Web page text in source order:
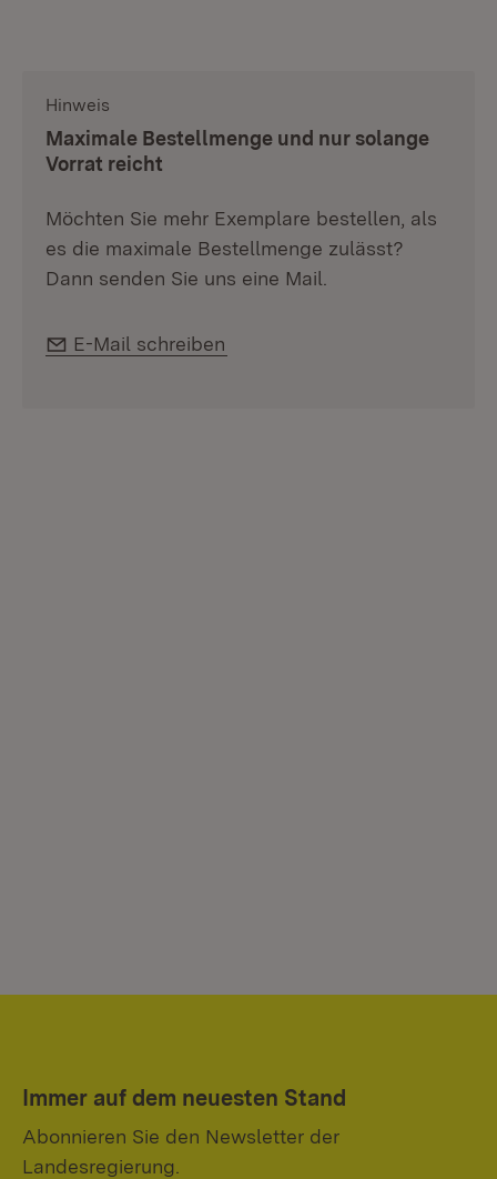
Hinweis
Maximale Bestellmenge und nur solange
Vorrat reicht
Möchten Sie mehr Exemplare bestellen, als
es die maximale Bestellmenge zulässt?
Dann senden Sie uns eine Mail.
E-Mail:
E-Mail schreiben
Immer auf dem neuesten Stand
Abonnieren Sie den Newsletter der
Landesregierung.